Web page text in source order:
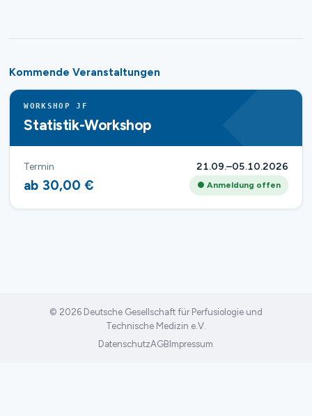
Kommende Veranstaltungen
WORKSHOP JF
Statistik-Workshop
Termin 21.09.–05.10.2026
ab 30,00 € ● Anmeldung offen
© 2026 Deutsche Gesellschaft für Perfusiologie und
Technische Medizin e.V.
DatenschutzAGB Impressum